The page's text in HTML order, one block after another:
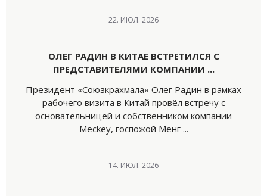
22. ИЮЛ. 2026
ОЛЕГ РАДИН В КИТАЕ ВСТРЕТИЛСЯ С
ПРЕДСТАВИТЕЛЯМИ КОМПАНИИ ...
Президент «Союзкрахмала» Олег Радин в рамках
рабочего визита в Китай провёл встречу с
основательницей и собственником компании
Meckey, госпожой Менг ...
14. ИЮЛ. 2026